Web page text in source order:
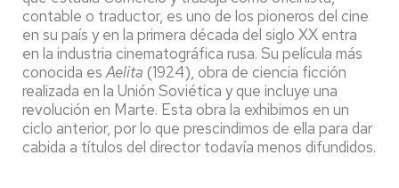
contable o traductor, es uno de los pioneros del cine
en su país y en la primera década del siglo XX entra
en la industria cinematográfica rusa. Su película más
conocida esAelita (1924), obra de ciencia ficción
realizada en la Unión Soviética y que incluye una
revolución en Marte. Esta obra la exhibimos en un
ciclo anterior, por lo que prescindimos de ella para dar
cabida a títulos del director todavía menos difundidos.